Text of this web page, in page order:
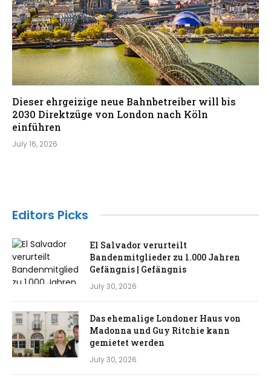
Dieser ehrgeizige neue Bahnbetreiber will bis
2030 Direktzüge von London nach Köln
einführen
July 16, 2026
Editors Picks
El Salvador verurteilt
Bandenmitglieder zu 1.000 Jahren
Gefängnis | Gefängnis
July 30, 2026
Das ehemalige Londoner Haus von
Madonna und Guy Ritchie kann
gemietet werden
July 30, 2026